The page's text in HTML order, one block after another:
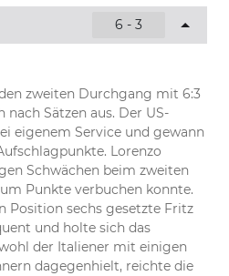
0:1
Satz erfolgreich und sichert
sich der Italiener rasch
zum Spielgewinn unter
verbucht zwar einen
kann beim Return
6 - 3
zweiten Durchgang mit 6:3
Sätzen aus. Der US-
eigenem Service und gewann
Lorenzo
Schwächen beim zweiten
Punkte verbuchen konnte.
Position sechs gesetzte Fritz
und holte sich das
der Italiener mit einigen
dagegenhielt, reichte die